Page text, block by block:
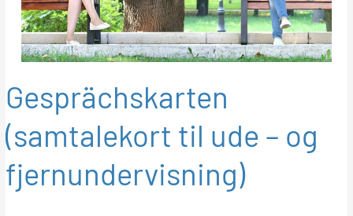
Gesprächskarten
(samtalekort til ude – og
fjernundervisning)